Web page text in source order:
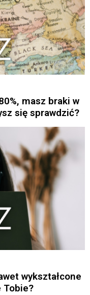
masz braki w
się sprawdzić?
wykształcone
Tobie?